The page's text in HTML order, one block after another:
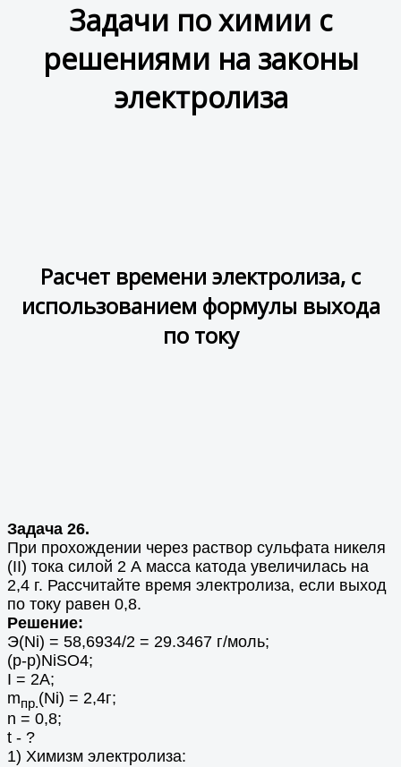
Задачи по химии с
решениями на законы
электролиза
Расчет времени электролиза, с
использованием формулы выхода
по току
Задача 26.
При прохождении через раствор сульфата никеля
(II) тока силой 2 А масса катода увеличилась на
2,4 г. Рассчитайте время электролиза, если выход
по току равен 0,8.
Решение:
Э(Ni) = 58,6934/2 = 29.3467 г/моль;
(р-р)NiSO4;
I = 2A;
mпр. (Ni) = 2,4г;
n = 0,8;
t - ?
1) Химизм электролиза: